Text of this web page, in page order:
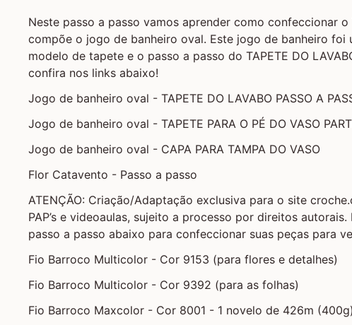
Neste passo a passo vamos aprender como confeccionar o
compõe o jogo de banheiro oval. Este jogo de banheiro foi
modelo de tapete e o passo a passo do TAPETE DO
confira nos links abaixo!
Jogo de banheiro oval - TAPETE DO LAVABO PASSO A
Jogo de banheiro oval - TAPETE PARA O PÉ DO VASO
Jogo de banheiro oval - CAPA PARA TAMPA DO VASO
Flor Catavento - Passo a passo
ATENÇÃO: Criação/Adaptação exclusiva para o site
PAP’s e videoaulas, sujeito a processo por direitos
passo a passo abaixo para confeccionar suas peças para
Fio Barroco Multicolor - Cor 9153 (para flores e detalhes)
Fio Barroco Multicolor - Cor 9392 (para as folhas)
Fio Barroco Maxcolor - Cor 8001 - 1 novelo de 426m (400g)